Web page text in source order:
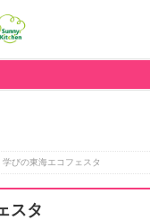
学びの東海エコフェスタ
スタ